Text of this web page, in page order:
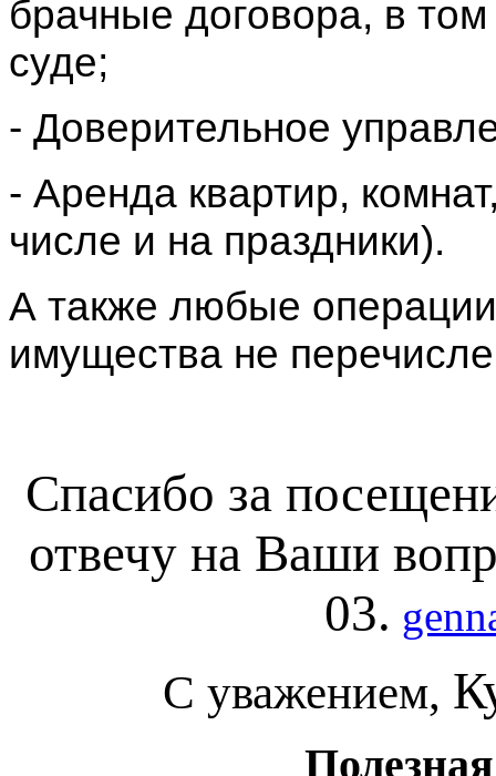
брачные договора, в
суде;
- Доверительное
- Аренда квартир,
числе и на праздники).
А также любые
имущества не
Спасибо за
отвечу на Ваши
03.
С уважением,